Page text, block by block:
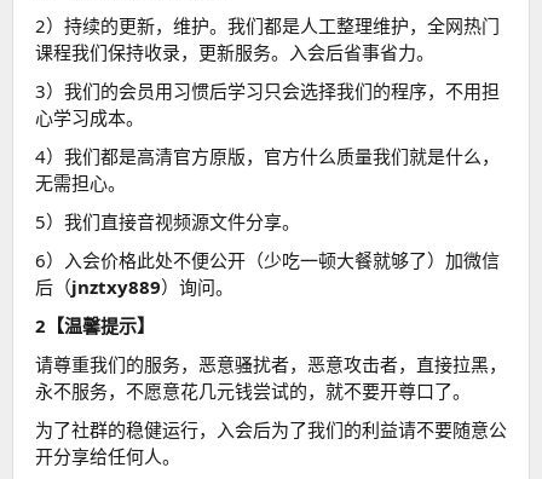
2）持续的更新，维护。我们都是人工整理维护，全网热门
课程我们保持收录，更新服务。入会后省事省力。
3）我们的会员用习惯后学习只会选择我们的程序，不用担
心学习成本。
4）我们都是高清官方原版，官方什么质量我们就是什么，
无需担心。
5）我们直接音视频源文件分享。
6）入会价格此处不便公开（少吃一顿大餐就够了）加微信
后（jnztxy889）询问。
2【温馨提示】
请尊重我们的服务，恶意骚扰者，恶意攻击者，直接拉黑，
永不服务，不愿意花几元钱尝试的，就不要开尊口了。
为了社群的稳健运行，入会后为了我们的利益请不要随意公
开分享给任何人。